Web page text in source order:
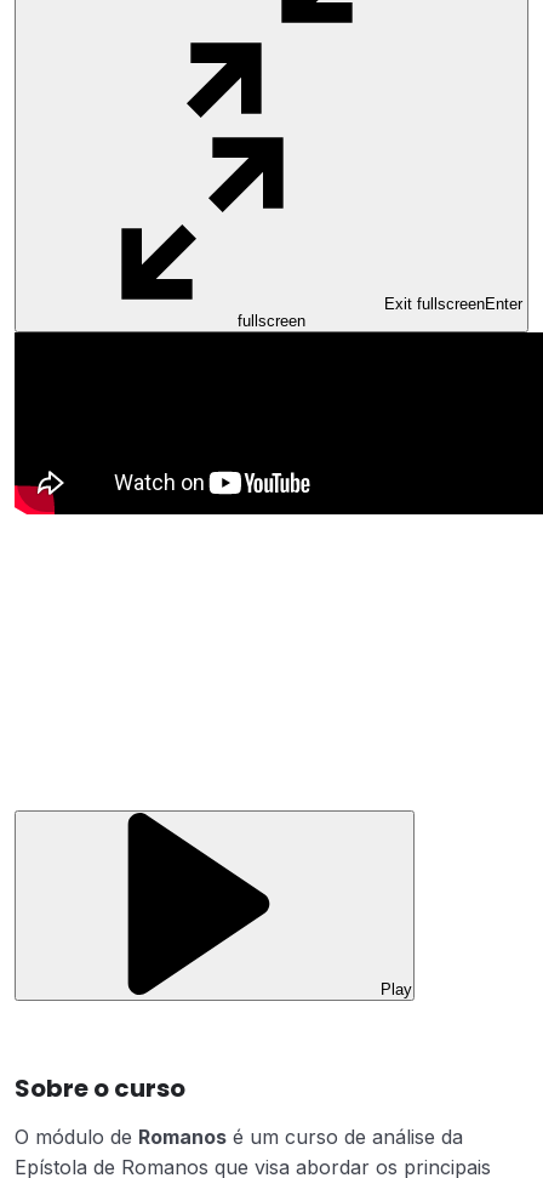
Exit fullscreenEnter
fullscreen
Play
Sobre o curso
O módulo de Romanos é um curso de análise da
Epístola de Romanos que visa abordar os principais